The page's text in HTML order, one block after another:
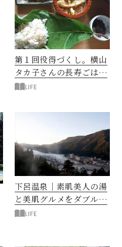
第１回役得づくし。横山
タカ子さんの長寿ごはん
を食す
LIFE
下呂温泉｜素肌美人の湯
と美肌グルメをダブルで
楽しむ
LIFE